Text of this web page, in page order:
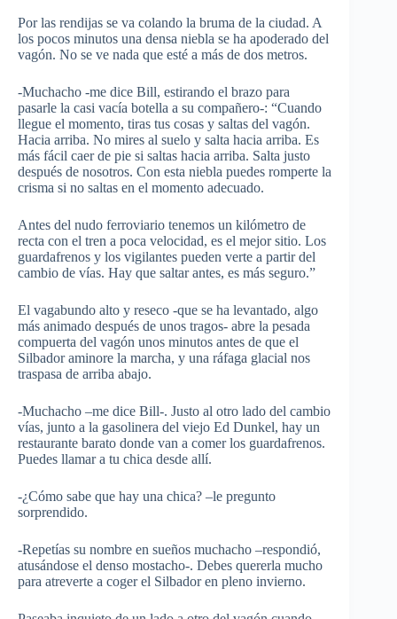
Por las rendijas se va colando la bruma de la ciudad. A
los pocos minutos una densa niebla se ha apoderado del
vagón. No se ve nada que esté a más de dos metros.
-Muchacho -me dice Bill, estirando el brazo para
pasarle la casi vacía botella a su compañero-: “Cuando
llegue el momento, tiras tus cosas y saltas del vagón.
Hacia arriba. No mires al suelo y salta hacia arriba. Es
más fácil caer de pie si saltas hacia arriba. Salta justo
después de nosotros. Con esta niebla puedes romperte la
crisma si no saltas en el momento adecuado.
Antes del nudo ferroviario tenemos un kilómetro de
recta con el tren a poca velocidad, es el mejor sitio. Los
guardafrenos y los vigilantes pueden verte a partir del
cambio de vías. Hay que saltar antes, es más seguro.”
El vagabundo alto y reseco -que se ha levantado, algo
más animado después de unos tragos- abre la pesada
compuerta del vagón unos minutos antes de que el
Silbador aminore la marcha, y una ráfaga glacial nos
traspasa de arriba abajo.
-Muchacho –me dice Bill-. Justo al otro lado del cambio
vías, junto a la gasolinera del viejo Ed Dunkel, hay un
restaurante barato donde van a comer los guardafrenos.
Puedes llamar a tu chica desde allí.
-¿Cómo sabe que hay una chica? –le pregunto
sorprendido.
-Repetías su nombre en sueños muchacho –respondió,
atusándose el denso mostacho-. Debes quererla mucho
para atreverte a coger el Silbador en pleno invierno.